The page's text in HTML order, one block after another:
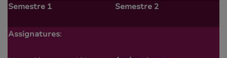
Semestre 1 Semestre 2
Assignatures: